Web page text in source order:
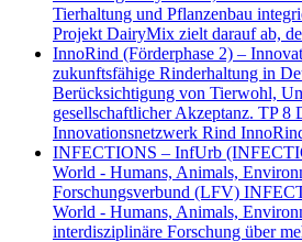
Tierhaltung und Pflanzenbau
Projekt DairyMix zielt darauf ab,
InnoRind (Förderphase 2) –
zukunftsfähige Rinderhaltung in
Berücksichtigung von Tierwohl,
gesellschaftlicher Akzeptanz. TP 8
Innovationsnetzwerk Rind
INFECTIONS – InfUrb
World - Humans, Animals,
Forschungsverbund (LFV)
World - Humans, Animals,
interdisziplinäre Forschung über